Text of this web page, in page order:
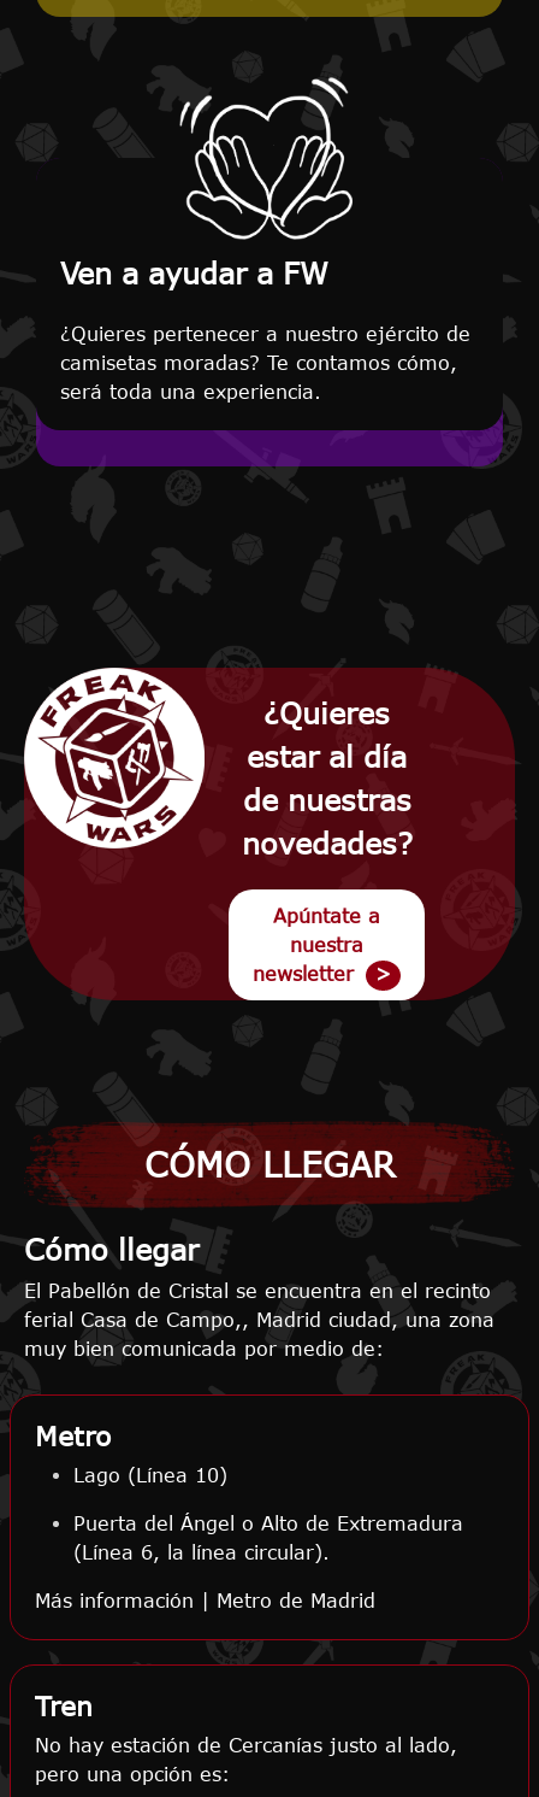
Ven a ayudar a FW
¿Quieres pertenecer a nuestro ejército de
camisetas moradas? Te contamos cómo,
será toda una experiencia.
¿Quieres
estar al día
de nuestras
novedades?
Apúntate a
nuestra
newsletter
CÓMO LLEGAR
Cómo llegar
El Pabellón de Cristal se encuentra en el recinto
ferial Casa de Campo,, Madrid ciudad, una zona
muy bien comunicada por medio de:
Metro
Lago (Línea 10)
Puerta del Ángel o Alto de Extremadura
(Línea 6, la línea circular).
Más información | Metro de Madrid
Tren
No hay estación de Cercanías justo al lado,
pero una opción es: